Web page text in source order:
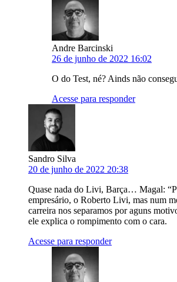
Andre Barcinski
26 de junho de 2022 16:02
O do Test, né? Ainds não
Acesse para responder
Sandro Silva
20 de junho de 2022 20:38
Quase nada do Livi, Barça… Magal:
empresário, o Roberto Livi, mas num
carreira nos separamos por aguns
ele explica o rompimento com o cara.
Acesse para responder